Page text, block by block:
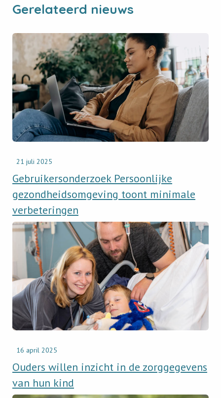
Gerelateerd nieuws
21 juli 2025
Gebruikersonderzoek Persoonlijke
gezondheidsomgeving toont minimale
verbeteringen
Read
newsitem
Gebruikersonderzoek
Persoonlijke
gezondheidsomgeving
toont
minimale
verbeteringen
16 april 2025
Ouders willen inzicht in de zorggegevens
van hun kind
Read
newsitem
Ouders
willen
inzicht
de
zorggegevens
van
kind